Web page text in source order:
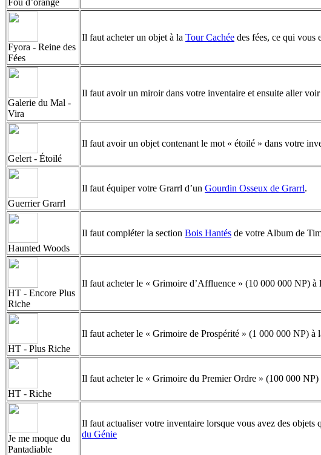
Fyora - Reine des
Fées
Il faut acheter un objet à la Tour Cachée des fées, ce qui vous
Galerie du Mal -
Vira
Il faut avoir un miroir dans votre inventaire et ensuite aller voir
Gelert - Étoilé
Il faut avoir un objet contenant le mot « étoilé » dans votre
Guerrier Grarrl
Il faut équiper votre Grarrl d’un Gourdin Osseux de Grarrl.
Haunted Woods
Il faut compléter la section Bois Hantés de votre Album de
HT - Encore Plus
Riche
Il faut acheter le « Grimoire d’Affluence » (10 000 000 NP) à
HT - Plus Riche
Il faut acheter le « Grimoire de Prospérité » (1 000 000 NP) à
HT - Riche
Il faut acheter le « Grimoire du Premier Ordre » (100 000 NP)
Je me moque du
Pantadiable
Il faut actualiser votre inventaire lorsque vous avez des
du Génie